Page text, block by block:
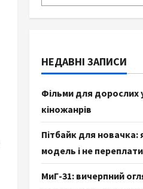
НЕДАВНІ ЗАПИСИ
Фільми для дорослих
кіножанрів
Пітбайк для
модель і не
МиГ-31: вичерпний